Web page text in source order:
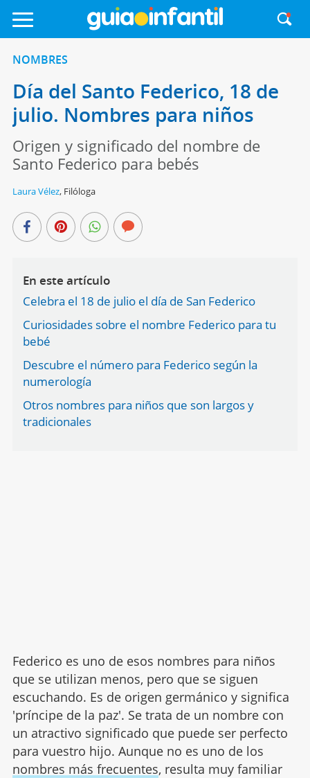
NOMBRES
Día del Santo Federico, 18 de
julio. Nombres para niños
Origen y significado del nombre de
Santo Federico para bebés
Laura Vélez, Filóloga
En este artículo
Celebra el 18 de julio el día de San Federico
Curiosidades sobre el nombre Federico para tu
bebé
Descubre el número para Federico según la
numerología
Otros nombres para niños que son largos y
tradicionales
Federico es uno de esos nombres para niños
que se utilizan menos, pero que se siguen
escuchando. Es de origen germánico y significa
'príncipe de la paz'. Se trata de un nombre con
un atractivo significado que puede ser perfecto
para vuestro hijo. Aunque no es uno de los
nombres más frecuentes, resulta muy familiar